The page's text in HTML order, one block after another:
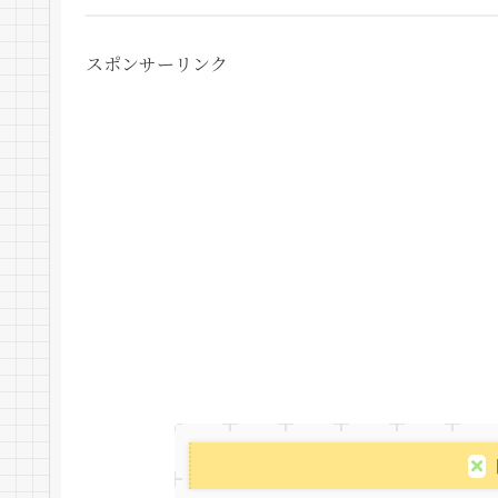
スポンサーリンク